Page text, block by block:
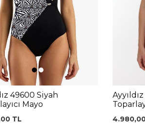
49600 Siyah
Mayo
TL